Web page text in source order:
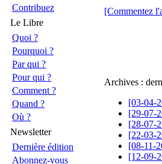
Contribuez
Le Libre
Quoi ?
Pourquoi ?
Par qui ?
Pour qui ?
Comment ?
Quand ?
Où ?
Newsletter
Dernière édition
Abonnez-vous
[Commentez
Archives :
[03-04-
[29-07-
[28-07-
[22-03-
[08-11-
[12-09-